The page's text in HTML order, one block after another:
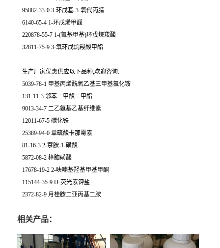
95882-33-0 3-环戊基-3-氧代丙腈
6140-65-4 1-环戊烯甲醛
220878-55-7 1-(氰基甲基)环戊烷羧酸
32811-75-9 3-氧环戊烷羧酸甲酯
生产厂家优惠供应以下品种,欢迎咨询:
5039-78-1 甲基丙烯酰氧乙基三甲基氯化铵
131-11-3 邻苯二甲酸二甲酯
9013-34-7 二乙氨基乙基纤维素
12011-67-5 碳化铁
25389-94-0 单硫酸卡那霉素
81-16-3 2-萘胺-1-磺酸
5872-08-2 樟脑磺酸
17678-19-2 2-呋喃基羟基甲基甲酮
115144-35-9 D-荧光素钾盐
2372-82-9 月桂胺二亚丙基二胺
相关产品：